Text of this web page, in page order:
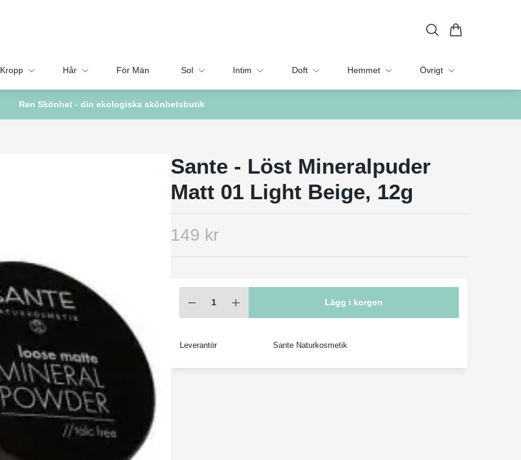
Kropp Hår För Män Sol Intim Doft Hemmet Övrigt
Ren Skönhet - din ekologiska skönhetsbutik
Sante - Löst Mineralpuder
Matt 01 Light Beige, 12g
149 kr
Lägg i korgen
Leverantör Sante Naturkosmetik